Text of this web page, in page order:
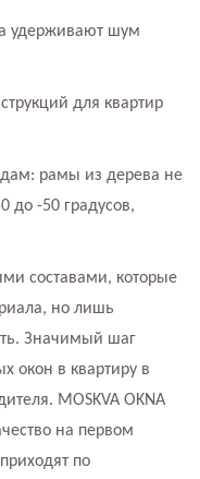
удерживают шум
для квартир
рамы из дерева не
до -50 градусов,
составами, которые
но лишь
Значимый шаг
окон в квартиру в
MOSKVA OKNA
на первом
по